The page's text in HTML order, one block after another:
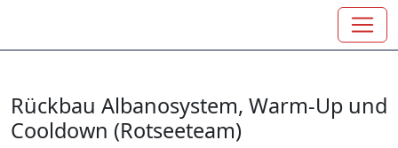
Rückbau Albanosystem, Warm-Up und
Cooldown (Rotseeteam)